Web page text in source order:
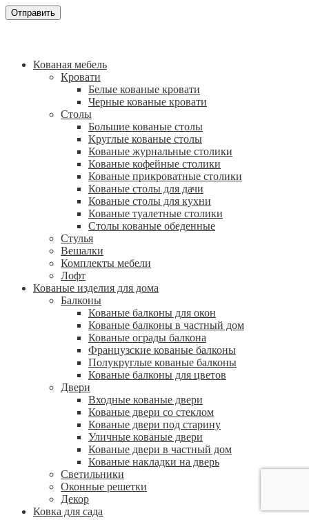
Кованая мебель
Кровати
Белые кованые кровати
Черные кованые кровати
Столы
Большие кованые столы
Круглые кованые столы
Кованые журнальные столики
Кованые кофейные столики
Кованые прикроватные столики
Кованые столы для дачи
Кованые столы для кухни
Кованые туалетные столики
Столы кованые обеденные
Стулья
Вешалки
Комплекты мебели
Лофт
Кованые изделия для дома
Балконы
Кованые балконы для окон
Кованые балконы в частный дом
Кованые ограды балкона
Французские кованые балконы
Полукруглые кованые балконы
Кованые балконы для цветов
Двери
Входные кованые двери
Кованые двери со стеклом
Кованые двери под старину
Уличные кованые двери
Кованые двери в частный дом
Кованые накладки на дверь
Светильники
Оконные решетки
Декор
Ковка для сада